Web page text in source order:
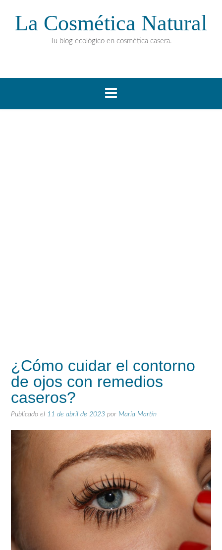
La Cosmética Natural
Tu blog ecológico en cosmética casera.
¿Cómo cuidar el contorno
de ojos con remedios
caseros?
Publicado el 11 de abril de 2023 por María Martín